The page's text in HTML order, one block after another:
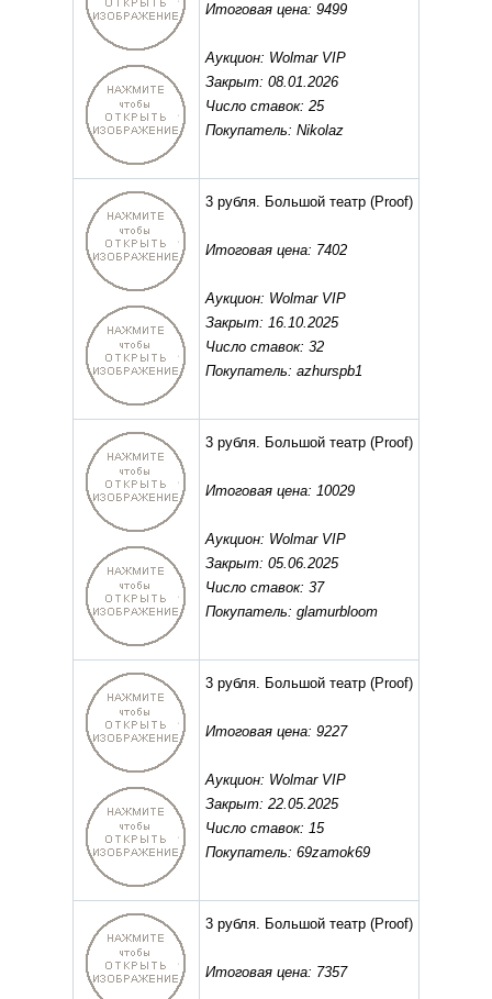
Итоговая цена: 9499
Аукцион: Wolmar VIP
Закрыт: 08.01.2026
Число ставок: 25
Покупатель: Nikolaz
3 рубля. Большой театр (Proof)
Итоговая цена: 7402
Аукцион: Wolmar VIP
Закрыт: 16.10.2025
Число ставок: 32
Покупатель: azhurspb1
3 рубля. Большой театр (Proof)
Итоговая цена: 10029
Аукцион: Wolmar VIP
Закрыт: 05.06.2025
Число ставок: 37
Покупатель: glamurbloom
3 рубля. Большой театр (Proof)
Итоговая цена: 9227
Аукцион: Wolmar VIP
Закрыт: 22.05.2025
Число ставок: 15
Покупатель: 69zamok69
3 рубля. Большой театр (Proof)
Итоговая цена: 7357